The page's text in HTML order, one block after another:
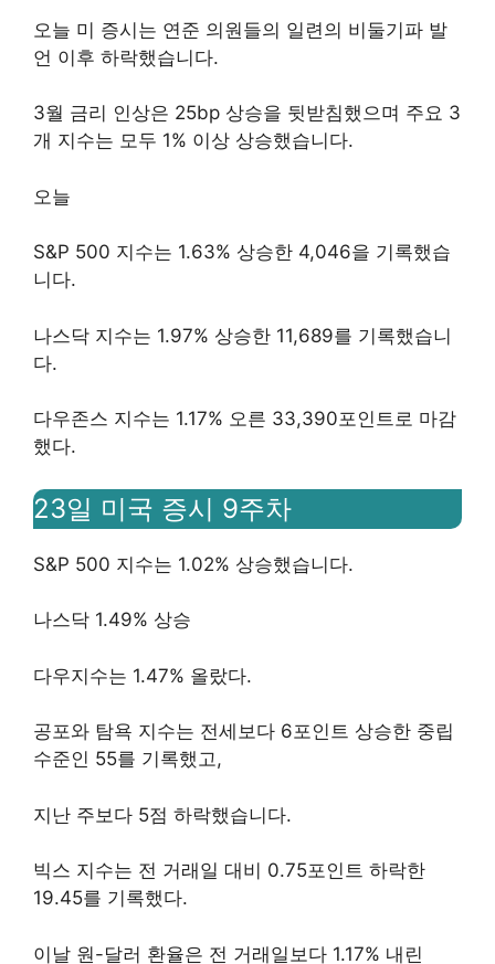
오늘 미 증시는 연준 의원들의 일련의 비둘기파 발
언 이후 하락했습니다.
3월 금리 인상은 25bp 상승을 뒷받침했으며 주요 3
개 지수는 모두 1% 이상 상승했습니다.
오늘
S&P 500 지수는 1.63% 상승한 4,046을 기록했습
니다.
나스닥 지수는 1.97% 상승한 11,689를 기록했습니
다.
다우존스 지수는 1.17% 오른 33,390포인트로 마감
했다.
23일 미국 증시 9주차
S&P 500 지수는 1.02% 상승했습니다.
나스닥 1.49% 상승
다우지수는 1.47% 올랐다.
공포와 탐욕 지수는 전세보다 6포인트 상승한 중립
수준인 55를 기록했고,
지난 주보다 5점 하락했습니다.
빅스 지수는 전 거래일 대비 0.75포인트 하락한
19.45를 기록했다.
이날 원-달러 환율은 전 거래일보다 1.17% 내린